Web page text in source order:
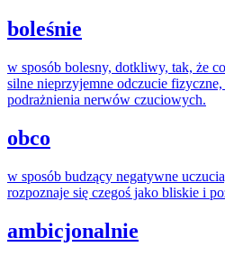
boleśnie
w sposób bolesny, dotkliwy, tak, że
silne nieprzyjemne odczucie
podrażnienia nerwów czuciowych.
obco
w sposób budzący negatywne
rozpoznaje się czegoś jako bliskie i
ambicjonalnie